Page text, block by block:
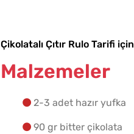
Çikolatalı Çıtır Rulo Tarifi için
Malzemeler
2-3 adet hazır yufka
90 gr bitter çikolata